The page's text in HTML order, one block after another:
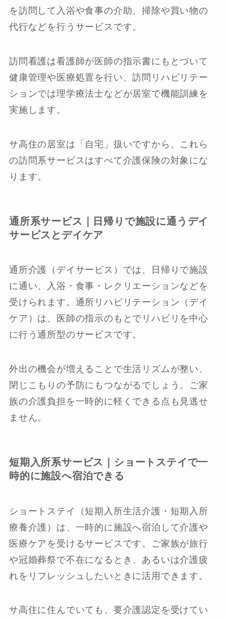
を訪問して入浴や食事の介助、掃除や買い物の
代行などを行うサービスです。
訪問看護は看護師が医師の指示書にもとづいて
健康管理や医療処置を行い、訪問リハビリテー
ションでは理学療法士などが居室で機能訓練を
実施します。
サ高住の居室は「自宅」扱いですから、これら
の訪問系サービスはすべて介護保険の対象にな
ります。
通所系サービス｜日帰りで施設に通うデイ
サービスとデイケア
通所介護（デイサービス）では、日帰りで施設
に通い、入浴・食事・レクリエーションなどを
受けられます。通所リハビリテーション（デイ
ケア）は、医師の指示のもとでリハビリを中心
に行う通所型のサービスです。
外出の機会が増えることで生活リズムが整い、
閉じこもりの予防にもつながるでしょう。ご家
族の介護負担を一時的に軽くできる点も見逃せ
ません。
短期入所系サービス｜ショートステイで一
時的に施設へ宿泊できる
ショートステイ（短期入所生活介護・短期入所
療養介護）は、一時的に施設へ宿泊して介護や
医療ケアを受けるサービスです。ご家族が旅行
や冠婚葬祭で不在になるとき、あるいは介護疲
れをリフレッシュしたいときに活用できます。
サ高住に住んでいても、要介護認定を受けてい